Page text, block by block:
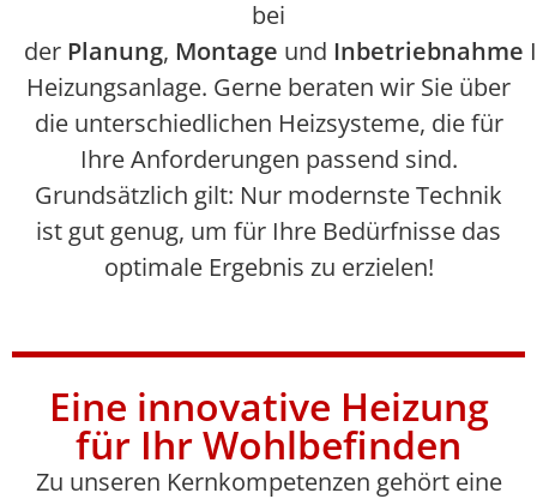
bei
der Planung, Montage und Inbetriebnahme
Heizungsanlage. Gerne beraten wir Sie über
die unterschiedlichen Heizsysteme, die für
Ihre Anforderungen passend sind.
Grundsätzlich gilt: Nur modernste Technik
ist gut genug, um für Ihre Bedürfnisse das
optimale Ergebnis zu erzielen!
Eine innovative Heizung
für Ihr Wohlbefinden
Zu unseren Kernkompetenzen gehört eine